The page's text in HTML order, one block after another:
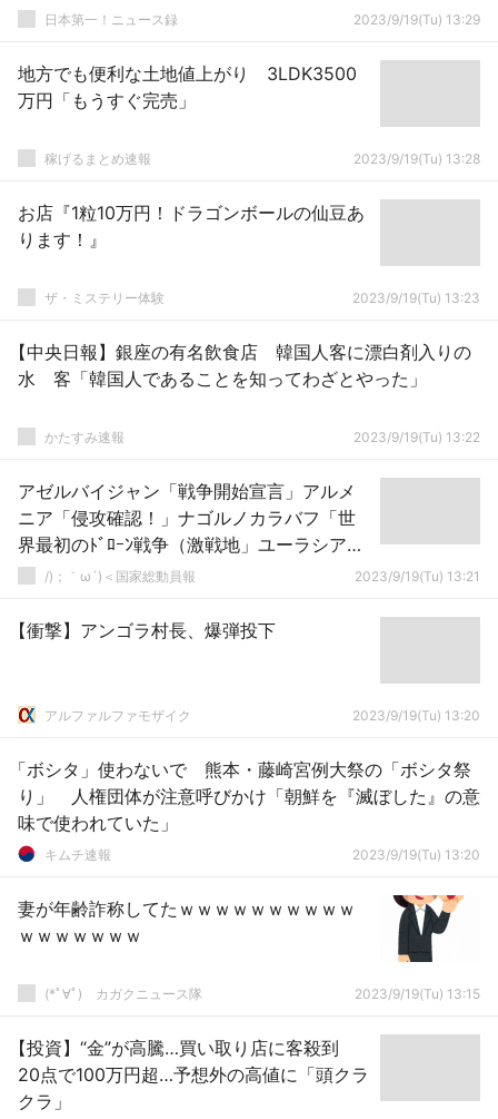
日本第一！ニュース録 2023/9/19(Tu) 13:29
地方でも便利な土地値上がり 3LDK3500
万円「もうすぐ完売」
稼げるまとめ速報 2023/9/19(Tu) 13:28
お店『1粒10万円！ドラゴンボールの仙豆あ
ります！』
ザ・ミステリー体験 2023/9/19(Tu) 13:23
【中央日報】銀座の有名飲食店 韓国人客に漂白剤入りの
水 客「韓国人であることを知ってわざとやった」
かたすみ速報 2023/9/19(Tu) 13:22
アゼルバイジャン「戦争開始宣言」アルメ
ニア「侵攻確認！」ナゴルノカラバフ「世
界最初のﾄﾞﾛｰﾝ戦争（激戦地」ユーラシア大
陸「戦争拡大」アルメニア「米軍と軍事演
/)；｀ω´)＜国家総動員報 2023/9/19(Tu) 13:21
【衝撃】アンゴラ村長、爆弾投下
アルファルファモザイク 2023/9/19(Tu) 13:20
「ボシタ」使わないで 熊本・藤崎宮例大祭の「ボシタ祭
り」 人権団体が注意呼びかけ「朝鮮を『滅ぼした』の意
味で使われていた」
キムチ速報 2023/9/19(Tu) 13:20
妻が年齢詐称してたｗｗｗｗｗｗｗｗｗｗ
ｗｗｗｗｗｗｗ
(*ﾟ∀ﾟ)ゞカガクニュース隊 2023/9/19(Tu) 13:15
【投資】“金”が高騰…買い取り店に客殺到
20点で100万円超…予想外の高値に「頭クラ
クラ」